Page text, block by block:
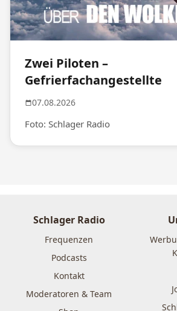
Zwei Piloten –
Gefrierfachangestellte
07.08.2026
Foto: Schlager Radio
Schlager Radio
Frequenzen
Podcasts
Kontakt
Moderatoren & Team